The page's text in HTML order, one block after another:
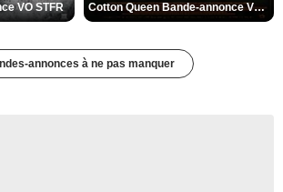
VO STFR Cotton Queen Bande-annonce VO STFR
annonces à ne pas manquer